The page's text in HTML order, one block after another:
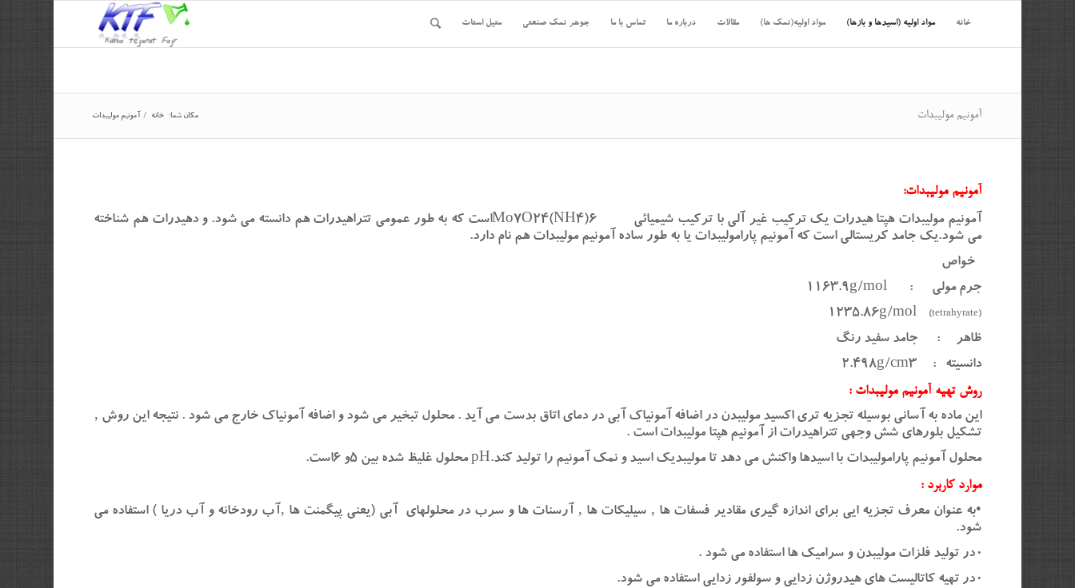
خانه مواد اولیه (اسیدها و بازها) مواد اولیه(نمک ها) مقالات درباره ما تماس با ما جوهر نمک صنعتی متیل استات
آمونیم مولیبدات مکان شما: خانه / آمونیم مولیبدات
آمونیم مولیبدات:
آمونیم مولیبدات هپتا هیدرات یک ترکیب غیر آلی با ترکیب شیمیائی Mo7O24(NH4)6است که به طور عمومی تتراهیدرات هم دانسته می شود. و دهیدرات هم شناخته
می شود.یک جامد کریستالی است که آمونیم پارامولیبدات یا به طور ساده آمونیم مولیبدات هم نام دارد.
خواص
جرم مولی : 1163.9g/mol
(tetrahyrate)
1235.86g/mol
ظاهر : جامد سفید رنگ
دانسیته : 2.498g/cm3
روش تهیه آمونیم مولیبدات :
این ماده به آسانی بوسیله تجزیه تری اکسید مولیبدن در اضافه آمونیاک آبی در دمای اتاق بدست می آید . محلول تبخیر می شود و اضافه آمونیاک خارج می شود . نتیجه این روش ‚
تشکیل بلورهای شش وجهی تتراهیدرات از آمونیم هپتا مولیبدات است .
محلول آمونیم پارامولیبدات با اسیدها واکنش می دهد تا مولیبدیک اسید و نمک آمونیم را تولید کند.pH محلول غلیظ شده بین 5و 6است.
موارد کاربرد :
•به عنوان معرف تجزیه ایی برای اندازه گیری مقادیر فسفات ها ‚ سیلیکات ها ‚ آرسنات ها و سرب در محلولهای آبی (یعنی پیگمنت ها ‚آب رودخانه و آب دریا ) استفاده می
شود.
•در تولید فلزات مولیبدن و سرامیک ها استفاده می شود .
•در تهیه کاتالیست های هیدروژن زدایی و سولفور زدایی استفاده می شود.